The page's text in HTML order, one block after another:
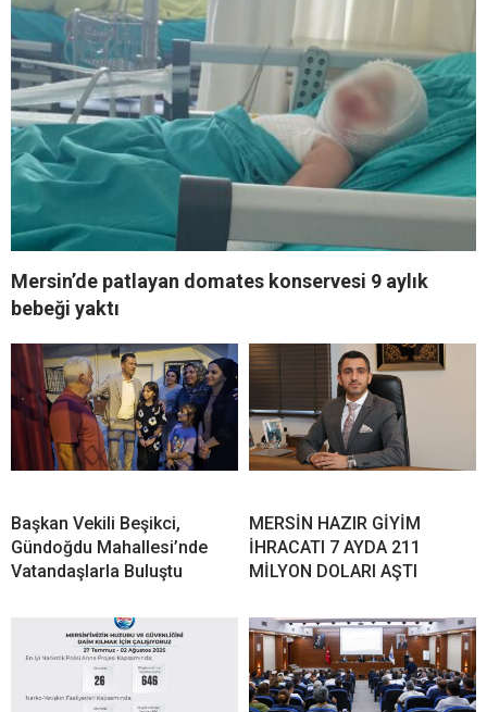
Mersin’de patlayan domates konservesi 9 aylık
bebeği yaktı
Başkan Vekili Beşikci,
Gündoğdu Mahallesi’nde
Vatandaşlarla Buluştu
MERSİN HAZIR GİYİM
İHRACATI 7 AYDA 211
MİLYON DOLARI AŞTI